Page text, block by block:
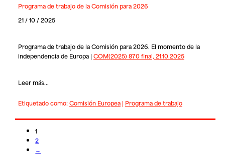
Programa de trabajo de la Comisión para 2026
21 / 10 / 2025
Programa de trabajo de la Comisión para 2026. El momento de la
independencia de Europa | COM(2025) 870 final, 21.10.2025
Leer más...
Etiquetado como:Comisión Europea| Programa de trabajo
1
2
→